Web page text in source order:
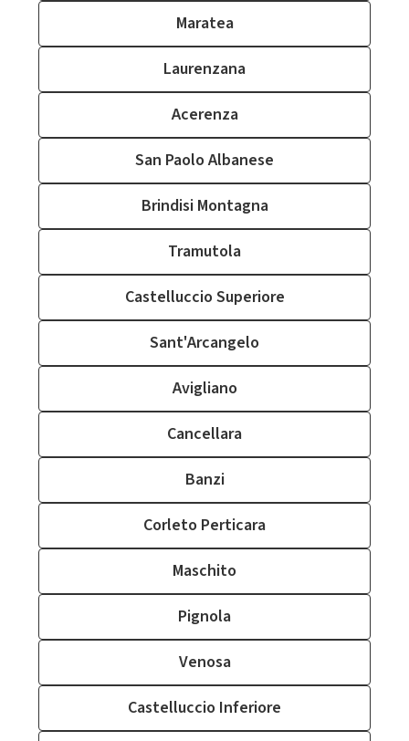
Maratea
Laurenzana
Acerenza
San Paolo Albanese
Brindisi Montagna
Tramutola
Castelluccio Superiore
Sant'Arcangelo
Avigliano
Cancellara
Banzi
Corleto Perticara
Maschito
Pignola
Venosa
Castelluccio Inferiore